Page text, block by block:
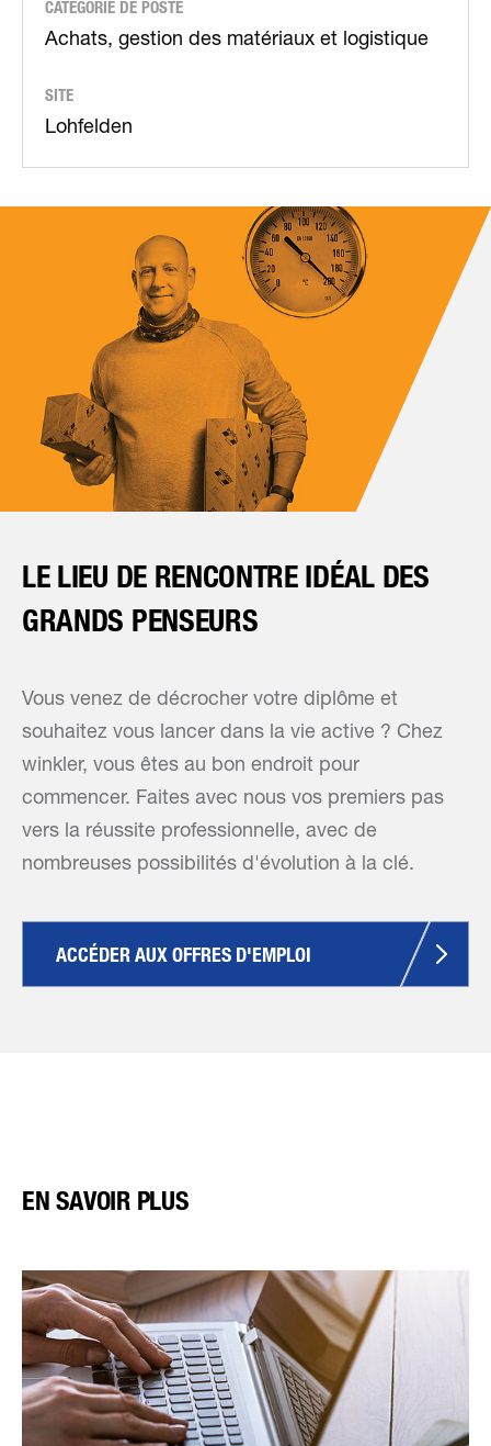
CATÉGORIE DE POSTE
Achats, gestion des matériaux et logistique
SITE
Lohfelden
LE LIEU DE RENCONTRE IDÉAL DES
GRANDS PENSEURS
Vous venez de décrocher votre diplôme et
souhaitez vous lancer dans la vie active ? Chez
winkler, vous êtes au bon endroit pour
commencer. Faites avec nous vos premiers pas
vers la réussite professionnelle, avec de
nombreuses possibilités d'évolution à la clé.
ACCÉDER AUX OFFRES D'EMPLOI
EN SAVOIR PLUS